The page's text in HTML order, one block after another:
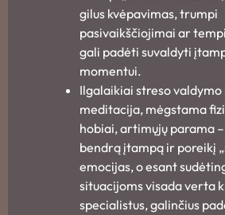
gilus kvėpavimas, trumpi
pasivaikščiojimai ar
gali padėti suvaldyti
momentui.
Ilgalaikiai streso valdymo
meditacija, mėgstama
hobiai, artimųjų parama
bendrą įtampą ir poreikį
emocijas, o esant
situacijoms visada verta
specialistus, galinčius